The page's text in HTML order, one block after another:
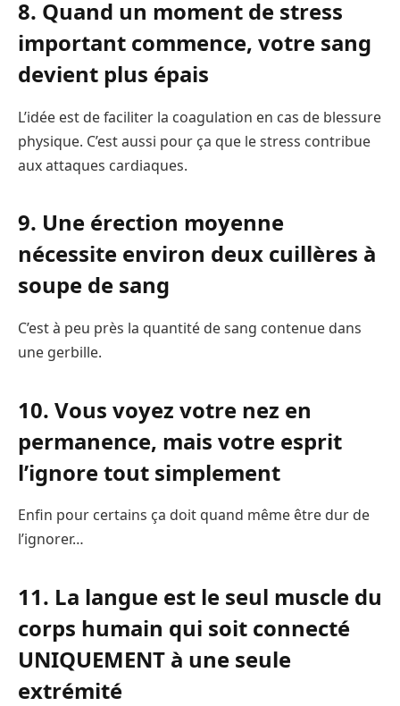
8. Quand un moment de stress
important commence, votre sang
devient plus épais
L’idée est de faciliter la coagulation en cas de blessure
physique. C’est aussi pour ça que le stress contribue
aux attaques cardiaques.
9. Une érection moyenne
nécessite environ deux cuillères à
soupe de sang
C’est à peu près la quantité de sang contenue dans
une gerbille.
10. Vous voyez votre nez en
permanence, mais votre esprit
l’ignore tout simplement
Enfin pour certains ça doit quand même être dur de
l’ignorer…
11. La langue est le seul muscle du
corps humain qui soit connecté
UNIQUEMENT à une seule
extrémité